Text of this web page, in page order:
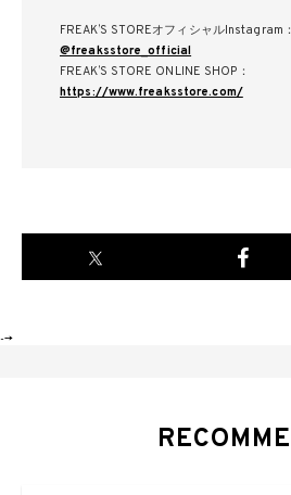
FREAKʼS STOREオフィシャルInstagram：
@freaksstore_official
FREAKʼS STORE ONLINE SHOP：
https://www.freaksstore.com/
-->